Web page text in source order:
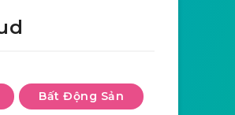
Bất Động Sản